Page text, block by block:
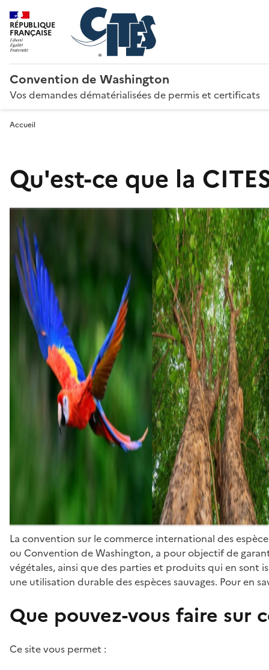
RÉPUBLIQUE
FRANÇAISE
Convention de Washington
Vos demandes dématérialisées de permis et certificats
Accueil
Qu'est-ce que la
La convention sur le commerce international des
ou Convention de Washington, a pour objectif de
végétales, ainsi que des parties et produits qui en sont
une utilisation durable des espèces sauvages. Pour en
Que pouvez-vous faire sur
Ce site vous permet :